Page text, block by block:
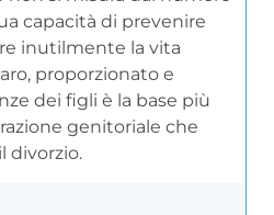
capacità di prevenire
inutilmente la vita
proporzionato e
dei figli è la base più
genitoriale che
divorzio.